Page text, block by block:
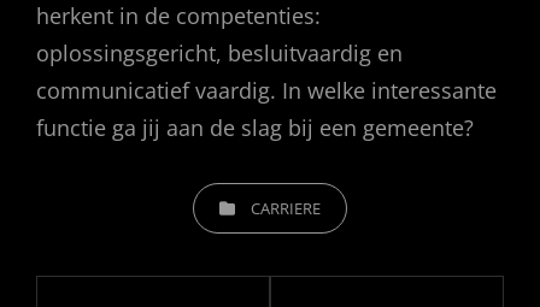
herkent in de competenties:
oplossingsgericht, besluitvaardig en
communicatief vaardig. In welke interessante
functie ga jij aan de slag bij een gemeente?
CATEGORIEËNCARRIERE